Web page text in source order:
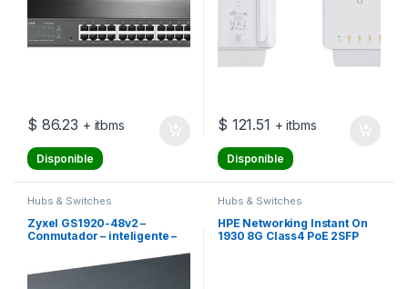
$ 86.23 + itbms
Disponible
$ 121.51 + itbms
Disponible
Hubs & Switches
Zyxel GS1920-48v2 –
Conmutador – inteligente –
Gigabit SFP combinado + 2 x
Gigabit SFP – montaje en
Hubs & Switches
HPE Networking Instant On
1930 8G Class4 PoE 2SFP